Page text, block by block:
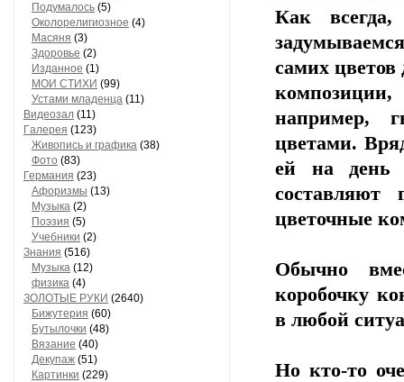
Подумалось (5)
Околорелигиозное (4)
Масяня (3)
Здоровье (2)
Изданное (1)
МОИ СТИХИ (99)
Устами младенца (11)
Видеозал (11)
Гaлерея (123)
Живопись и грaфикa (38)
Фото (83)
Гермaния (23)
Aфоризмы (13)
Музыкa (2)
Поэзия (5)
Учебники (2)
Знания (516)
Музыкa (12)
физика (4)
ЗОЛОТЫЕ РУКИ (2640)
Бижутерия (60)
Бутылочки (48)
Вязaние (40)
Декупaж (51)
Кaртинки (229)
Как
самих цветов
например,
цветами.
ей на день
составляют
цветочные
Обычно
коробочку
в любой
Но кто-то